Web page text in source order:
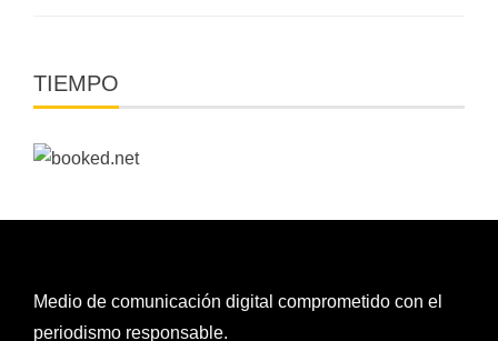
TIEMPO
Medio de comunicación digital comprometido con el
periodismo responsable.